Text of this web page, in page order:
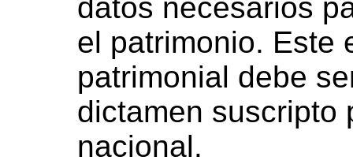
datos necesarios
el patrimonio. Este
patrimonial debe
dictamen suscripto
nacional.